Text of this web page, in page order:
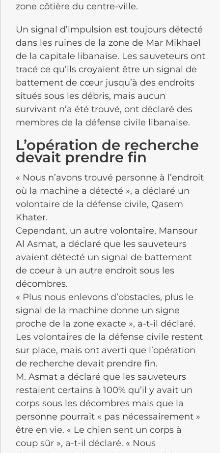
zone côtière du centre-ville.
Un signal d’impulsion est toujours détecté
dans les ruines de la zone de Mar Mikhael
de la capitale libanaise. Les sauveteurs ont
tracé ce qu’ils croyaient être un signal de
battement de cœur jusqu’à des endroits
situés sous les débris, mais aucun
survivant n’a été trouvé, ont déclaré des
membres de la défense civile libanaise.
L’opération de recherche
devait prendre fin
« Nous n’avons trouvé personne à l’endroit
où la machine a détecté », a déclaré un
volontaire de la défense civile, Qasem
Khater.
Cependant, un autre volontaire, Mansour
Al Asmat, a déclaré que les sauveteurs
avaient détecté un signal de battement
de coeur à un autre endroit sous les
décombres.
« Plus nous enlevons d’obstacles, plus le
signal de la machine donne un signe
proche de la zone exacte », a-t-il déclaré.
Les volontaires de la défense civile restent
sur place, mais ont averti que l’opération
de recherche devait prendre fin.
M. Asmat a déclaré que les sauveteurs
restaient certains à 100% qu’il y avait un
corps sous les décombres mais que la
personne pourrait « pas nécessairement »
être en vie. « Le chien sent un corps à
coup sûr », a-t-il déclaré. « Nous